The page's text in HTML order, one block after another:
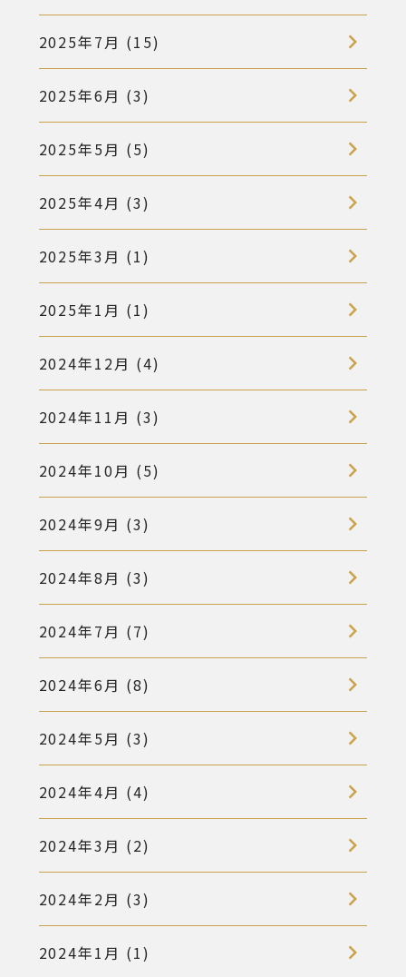
2025年7月 (15)
2025年6月 (3)
2025年5月 (5)
2025年4月 (3)
2025年3月 (1)
2025年1月 (1)
2024年12月 (4)
2024年11月 (3)
2024年10月 (5)
2024年9月 (3)
2024年8月 (3)
2024年7月 (7)
2024年6月 (8)
2024年5月 (3)
2024年4月 (4)
2024年3月 (2)
2024年2月 (3)
2024年1月 (1)